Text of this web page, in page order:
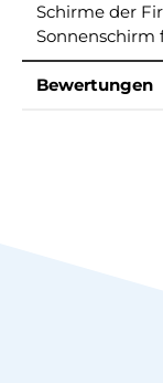
Schirme der
Sonnenschirm
Bewertungen